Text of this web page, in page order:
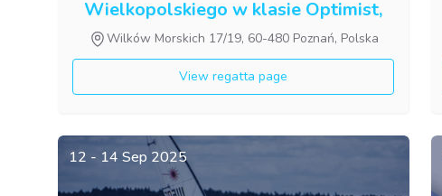
Wielkopolskiego w klasie Optimist,
cz. 2
Wilków Morskich 17/19, 60-480 Poznań, Polska
View regatta page
12 - 14 Sep 2025